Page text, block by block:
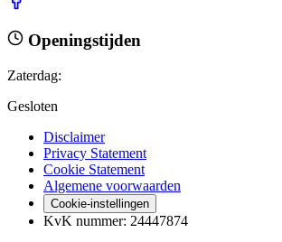
Openingstijden
Zaterdag:
Gesloten
Disclaimer
Privacy Statement
Cookie Statement
Algemene voorwaarden
Cookie-instellingen
KvK nummer: 24447874